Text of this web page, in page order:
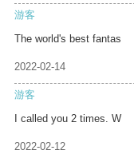
游客
The world's best fantas
2022-02-14
游客
I called you 2 times. W
2022-02-12